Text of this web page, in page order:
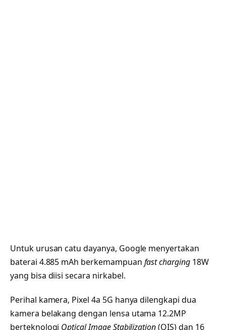
Untuk urusan catu dayanya, Google menyertakan
baterai 4.885 mAh berkemampuan fast charging18W
yang bisa diisi secara nirkabel.
Perihal kamera, Pixel 4a 5G hanya dilengkapi dua
kamera belakang dengan lensa utama 12.2MP
berteknologi Optical Image Stabilization(OIS) dan 16